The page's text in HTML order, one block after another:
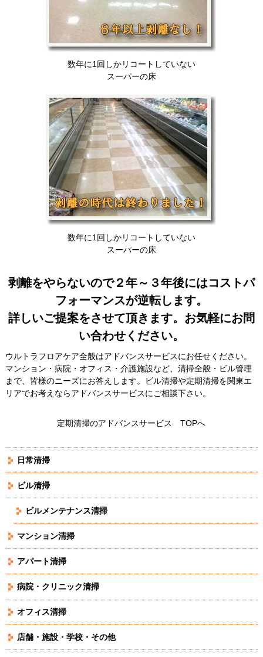
数年に1回しかリコートしていない
スーパーの床
数年に1回しかリコートしていない
スーパーの床
剥離をやらないので２年～３年後にはコストパ
フォーマンスが逆転します。
詳しいご提案をさせて頂きます。お気軽にお問
い合わせください。
ウルトラフロアケア全般はアドバンスサービスにお任せください。
マンション・病院・オフィス・介護施設など、清掃全般・ビル管理
まで、皆様のニーズにお答えします。ビル清掃や定期清掃を関東エ
リアでお考えならアドバンスサービスにご相談下さい。
定期清掃のアドバンスサービス TOPへ
日常清掃
ビル清掃
ビルメンテナンス清掃
マンション清掃
アパート清掃
病院・クリニック清掃
オフィス清掃
店舗・施設・学校・その他